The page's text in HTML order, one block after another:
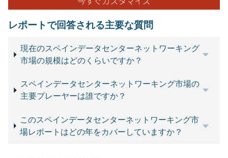
レポートで回答される主要な質問
現在のスペインデータセンターネットワーキング
市場の規模はどのくらいですか？
スペインデータセンターネットワーキング市場の
主要プレーヤーは誰ですか？
このスペインデータセンターネットワーキング市
場レポートはどの年をカバーしていますか？